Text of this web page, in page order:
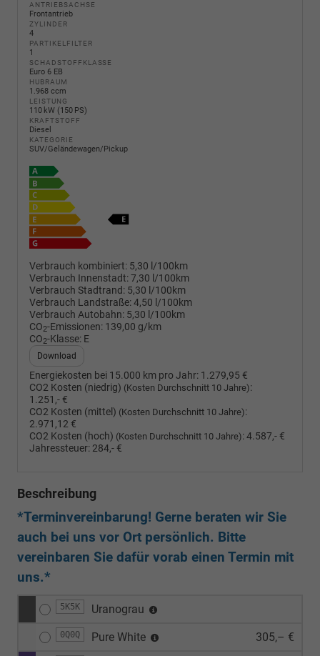
ANTRIEBSACHSE
Frontantrieb
ZYLINDER
4
PARTIKELFILTER
1
SCHADSTOFFKLASSE
Euro 6 EB
HUBRAUM
1.968 ccm
LEISTUNG
110 kW (150 PS)
KRAFTSTOFF
Diesel
KATEGORIE
SUV/Geländewagen/Pickup
Verbrauch kombiniert: 5,30 l/100km
Verbrauch Innenstadt:7,30 l/100km
Verbrauch Stadtrand: 5,30 l/100km
Verbrauch Landstraße:4,50 l/100km
Verbrauch Autobahn: 5,30 l/100km
CO2-Emissionen: 139,00 g/km
CO2-Klasse: E
Download
Energiekosten bei 15.000 km pro Jahr: 1.279,95 €
CO2 Kosten (niedrig) (Kosten Durchschnitt 10 Jahre):
1.251,- €
CO2 Kosten (mittel) (Kosten Durchschnitt 10 Jahre):
2.971,12 €
CO2 Kosten (hoch) (Kosten Durchschnitt 10 Jahre):4.587,- €
Jahressteuer: 284,- €
Beschreibung
*Terminvereinbarung! Gerne beraten wir Sie
auch bei uns vor Ort persönlich. Bitte
vereinbaren Sie dafür vorab einen Termin mit
uns.*
5K5K Uranograu
0Q0Q Pure White 305,– €